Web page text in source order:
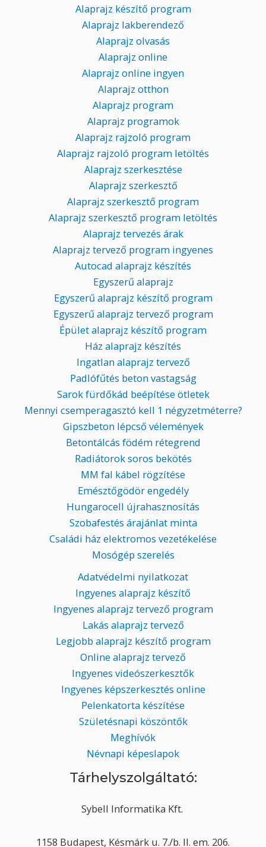
Alaprajz készítő program
Alaprajz lakberendező
Alaprajz olvasás
Alaprajz online
Alaprajz online ingyen
Alaprajz otthon
Alaprajz program
Alaprajz programok
Alaprajz rajzoló program
Alaprajz rajzoló program letöltés
Alaprajz szerkesztése
Alaprajz szerkesztő
Alaprajz szerkesztő program
Alaprajz szerkesztő program letöltés
Alaprajz tervezés árak
Alaprajz tervező program ingyenes
Autocad alaprajz készítés
Egyszerű alaprajz
Egyszerű alaprajz készítő program
Egyszerű alaprajz tervező program
Épület alaprajz készítő program
Ház alaprajz készítés
Ingatlan alaprajz tervező
Padlófűtés beton vastagság
Sarok fürdőkád beépítése ötletek
Mennyi csemperagasztó kell 1 négyzetméterre?
Gipszbeton lépcső vélemények
Betontálcás födém rétegrend
Radiátorok soros bekötés
MM fal kábel rögzítése
Emésztőgödör engedély
Hungarocell újrahasznosítás
Szobafestés árajánlat minta
Családi ház elektromos vezetékelése
Mosógép szerelés
Adatvédelmi nyilatkozat
Ingyenes alaprajz készítő
Ingyenes alaprajz tervező program
Lakás alaprajz tervező
Legjobb alaprajz készítő program
Online alaprajz tervező
Ingyenes videószerkesztők
Ingyenes képszerkesztés online
Pelenkatorta készítése
Születésnapi köszöntők
Meghívók
Névnapi képeslapok
Tárhelyszolgáltató:
Sybell Informatika Kft.
1158 Budapest, Késmárk u. 7./b. II. em. 206.